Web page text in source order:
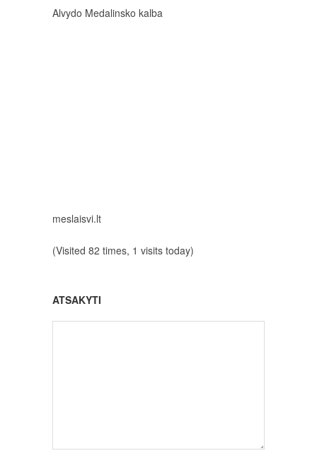
Alvydo Medalinsko kalba
meslaisvi.lt
(Visited 82 times, 1 visits today)
ATSAKYTI